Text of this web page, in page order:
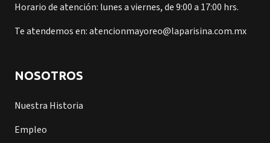
Horario de atención: lunes a viernes, de 9:00 a 17:00 hrs.
Te atendemos en: atencionmayoreo@laparisina.com.mx
NOSOTROS
Nuestra Historia
Empleo